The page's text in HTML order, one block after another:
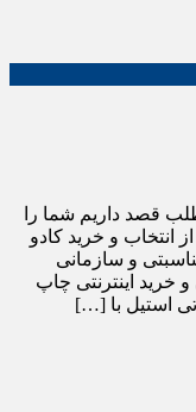
قصد داریم شما را
انتخاب و خرید کادو
و سازمانی
خرید اینترنتی چاپ
استیل با […]